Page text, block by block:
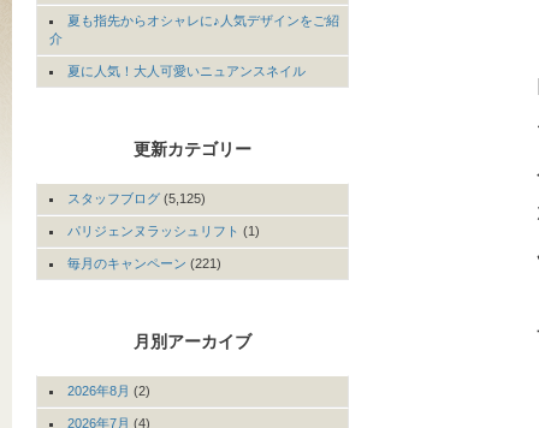
夏も指先からオシャレに♪人気デザインをご紹
介
夏に人気！大人可愛いニュアンスネイル
更新カテゴリー
スタッフブログ (5,125)
パリジェンヌラッシュリフト (1)
毎月のキャンペーン (221)
月別アーカイブ
2026年8月 (2)
2026年7月 (4)